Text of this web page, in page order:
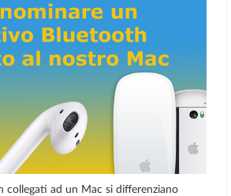
collegati ad un Mac si differenziano